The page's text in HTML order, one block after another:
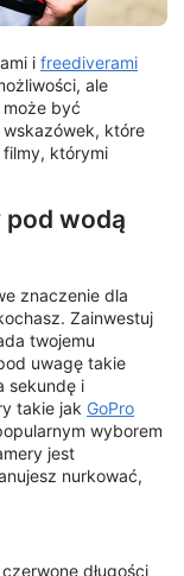
i freediverami
ale
może być
które
filmy, którymi
wodą
znaczenie dla
Zainwestuj
twojemu
uwagę takie
sekundę i
takie jak GoPro
wyborem
jest
nurkować,
długości